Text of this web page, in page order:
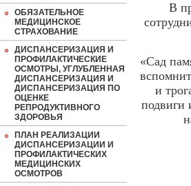
ОБЯЗАТЕЛЬНОЕ
МЕДИЦИНСКОЕ
СТРАХОВАНИЕ
ДИСПАНСЕРИЗАЦИЯ И
ПРОФИЛАКТИЧЕСКИЕ
ОСМОТРЫ, УГЛУБЛЕННАЯ
ДИСПАНСЕРИЗАЦИЯ И
ДИСПАНСЕРИЗАЦИЯ ПО
ОЦЕНКЕ
РЕПРОДУКТИВНОГО
ЗДОРОВЬЯ
ПЛАН РЕАЛИЗАЦИИ
ДИСПАНСЕРИЗАЦИИ И
ПРОФИЛАКТИЧЕСКИХ
МЕДИЦИНСКИХ
ОСМОТРОВ
В
«Сад
и
подвиги